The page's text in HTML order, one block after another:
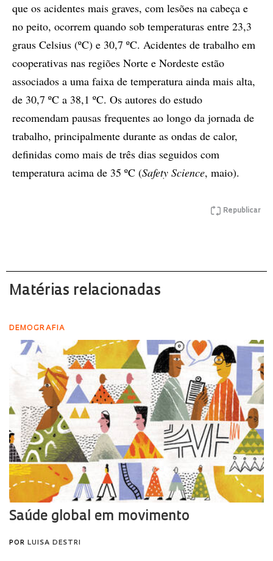
que os acidentes mais graves, com lesões na cabeça e
no peito, ocorrem quando sob temperaturas entre 23,3
graus Celsius (ºC) e 30,7 ºC. Acidentes de trabalho em
cooperativas nas regiões Norte e Nordeste estão
associados a uma faixa de temperatura ainda mais alta,
de 30,7 ºC a 38,1 ºC. Os autores do estudo
recomendam pausas frequentes ao longo da jornada de
trabalho, principalmente durante as ondas de calor,
definidas como mais de três dias seguidos com
temperatura acima de 35 ºC (Safety Science, maio).
Republicar